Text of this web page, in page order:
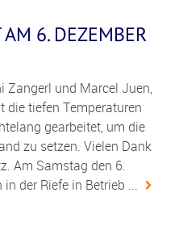
6. DEZEMBER
Zangerl und Marcel Juen,
die tiefen Temperaturen
gearbeitet, um die
zu setzen. Vielen Dank
Am Samstag den 6.
der Riefe in Betrieb ...